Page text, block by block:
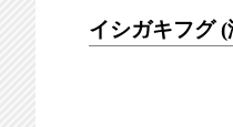
イシガキフグ (